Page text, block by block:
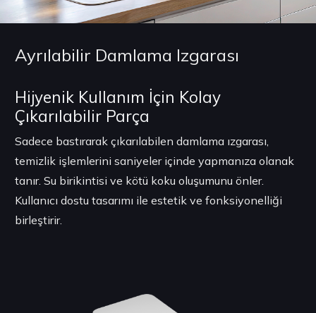
Ayrılabilir Damlama Izgarası
Hijyenik Kullanım İçin Kolay
Çıkarılabilir Parça
Sadece bastırarak çıkarılabilen damlama ızgarası,
temizlik işlemlerini saniyeler içinde yapmanıza olanak
tanır. Su birikintisi ve kötü koku oluşumunu önler.
Kullanıcı dostu tasarımı ile estetik ve fonksiyonelliği
birleştirir.